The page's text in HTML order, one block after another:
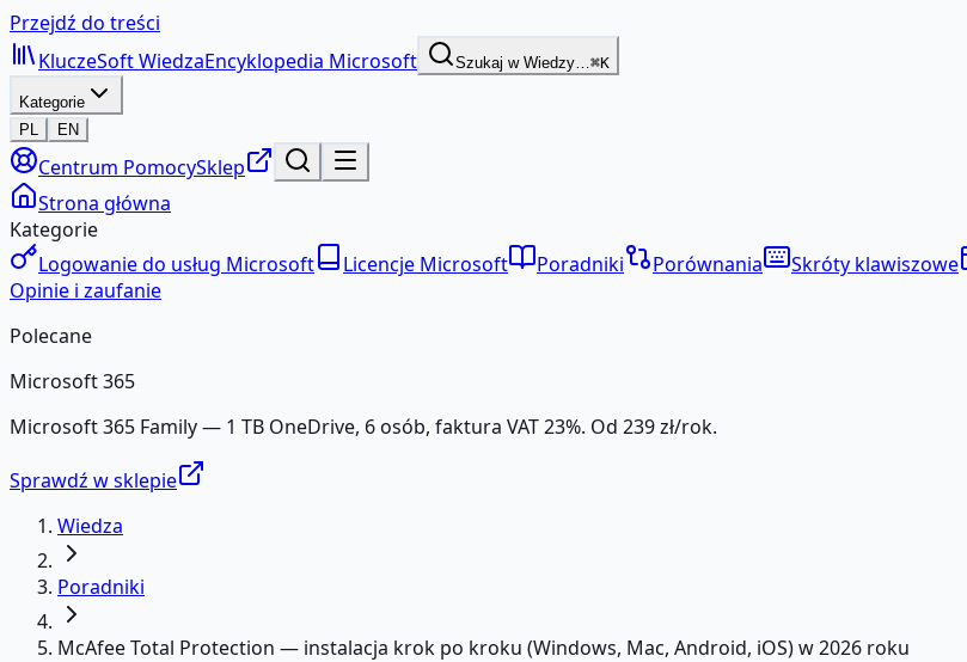
Przejdź do treści
KluczeSoftWiedzaEncyklopedia Microsoft Szukaj w Wiedzy…⌘K
Kategorie
PL
EN
Centrum PomocySklep
Strona główna
Kategorie
Logowanie do usług Microsoft
Licencje Microsoft Poradniki Porównania Skróty klawiszowe
Opinie i zaufanie
Polecane
Microsoft 365
Microsoft 365 Family — 1 TB OneDrive, 6 osób, faktura VAT 23%. Od 239 zł/rok.
Sprawdź w sklepie
Wiedza
Poradniki
McAfee Total Protection — instalacja krok po kroku (Windows, Mac, Android, iOS) w 2026 roku